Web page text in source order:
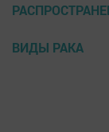
ВИДЫ РАКА